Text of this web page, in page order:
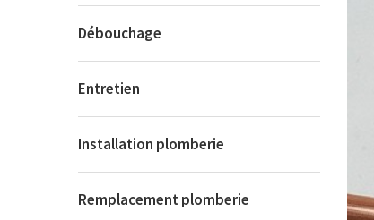
Débouchage
Entretien
Installation plomberie
Remplacement plomberie